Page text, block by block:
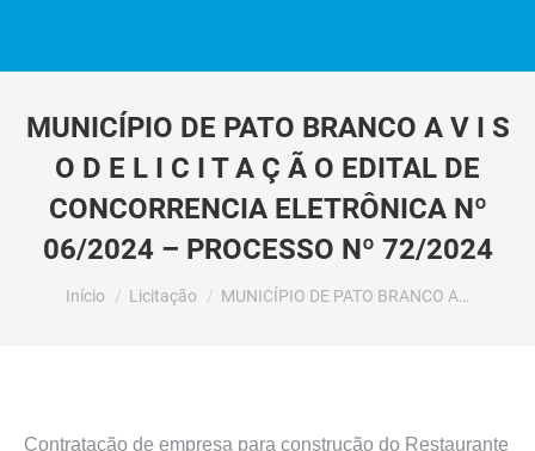
MUNICÍPIO DE PATO BRANCO A V I S
O D E L I C I T A Ç Ã O EDITAL DE
CONCORRENCIA ELETRÔNICA Nº
06/2024 – PROCESSO Nº 72/2024
Você está aqui:
Início Licitação MUNICÍPIO DE PATO BRANCO A…
Contratação de empresa para construção do Restaurante